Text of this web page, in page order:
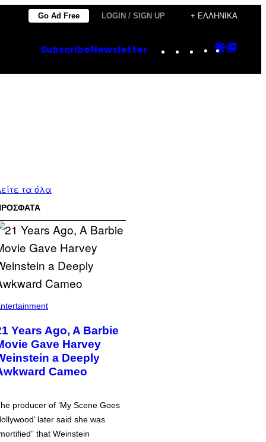
Go Ad Free LOGIN / SIGN UP + ΕΛΛΗΝΙΚΆ
Subscribe Newsletter Instagram
TikTok
YouTube
Google
τα όλα
Years Ago, A Barbie
Gave Harvey
a Deeply
Cameo
producer of ‘My Scene Goes
later said she was
that Weinstein